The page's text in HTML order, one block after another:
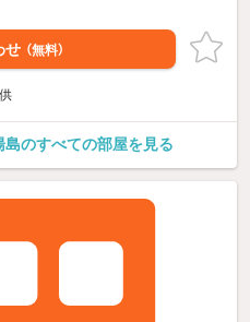
せ （無料）
のすべての部屋を見る